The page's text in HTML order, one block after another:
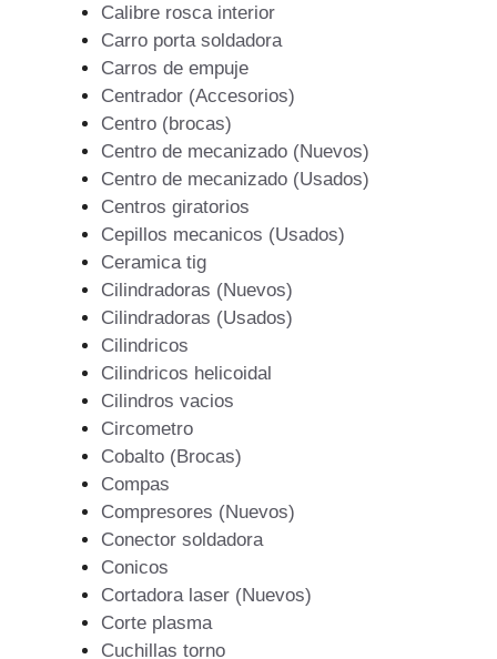
Calibre rosca interior
Carro porta soldadora
Carros de empuje
Centrador (Accesorios)
Centro (brocas)
Centro de mecanizado (Nuevos)
Centro de mecanizado (Usados)
Centros giratorios
Cepillos mecanicos (Usados)
Ceramica tig
Cilindradoras (Nuevos)
Cilindradoras (Usados)
Cilindricos
Cilindricos helicoidal
Cilindros vacios
Circometro
Cobalto (Brocas)
Compas
Compresores (Nuevos)
Conector soldadora
Conicos
Cortadora laser (Nuevos)
Corte plasma
Cuchillas torno